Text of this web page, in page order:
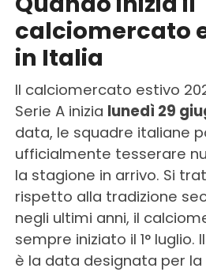
calciomercato
in Italia
Il calciomercato estivo
Serie A inizia lunedì 29
data, le squadre italiane
ufficialmente tesserare
la stagione in arrivo. Si
rispetto alla tradizione
negli ultimi anni, il
sempre iniziato il 1° luglio.
è la data designata per la